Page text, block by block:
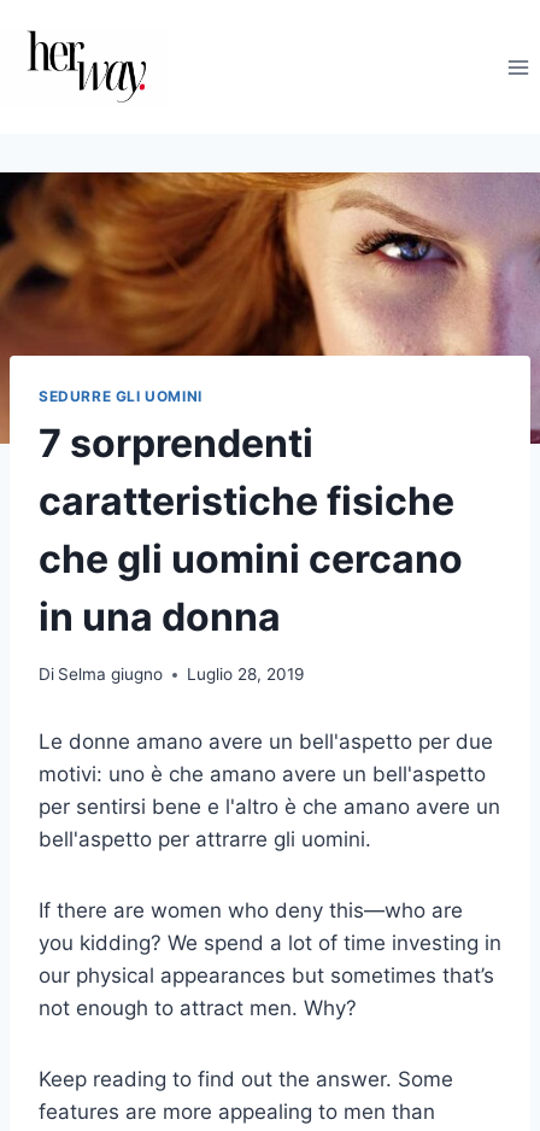
contenuto
SEDURRE GLI UOMINI
7 sorprendenti
caratteristiche fisiche
che gli uomini cercano
in una donna
Di Selma giugno Luglio 28, 2019
Le donne amano avere un bell'aspetto per due
motivi: uno è che amano avere un bell'aspetto
per sentirsi bene e l'altro è che amano avere un
bell'aspetto per attrarre gli uomini.
If there are women who deny this—who are
you kidding? We spend a lot of time investing in
our physical appearances but sometimes that’s
not enough to attract men. Why?
Keep reading to find out the answer. Some
features are more appealing to men than